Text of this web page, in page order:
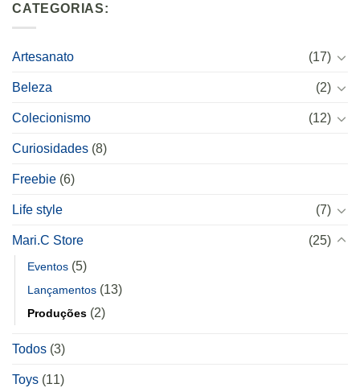
CATEGORIAS:
Artesanato (17)
Beleza (2)
Colecionismo (12)
Curiosidades (8)
Freebie (6)
Life style (7)
Mari.C Store (25)
Eventos (5)
Lançamentos (13)
Produções (2)
Todos (3)
Toys (11)